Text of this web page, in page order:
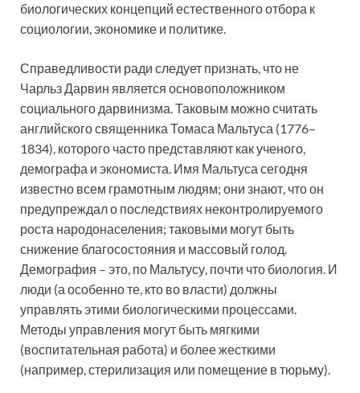
биологических концепций естественного отбора к
социологии, экономике и политике.
Справедливости ради следует признать, что не
Чарльз Дарвин является основоположником
социального дарвинизма. Таковым можно считать
английского священника Томаса Мальтуса (1776–
1834), которого часто представляют как ученого,
демографа и экономиста. Имя Мальтуса сегодня
известно всем грамотным людям; они знают, что он
предупреждал о последствиях неконтролируемого
роста народонаселения; таковыми могут быть
снижение благосостояния и массовый голод.
Демография – это, по Мальтусу, почти что биология. И
люди (а особенно те, кто во власти) должны
управлять этими биологическими процессами.
Методы управления могут быть мягкими
(воспитательная работа) и более жесткими
(например, стерилизация или помещение в тюрьму).